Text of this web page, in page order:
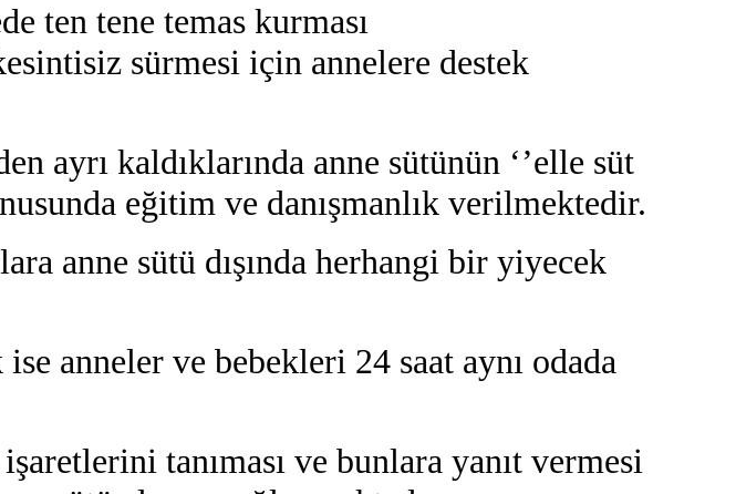
ten tene temas kurması
sürmesi için annelere destek
ayrı kaldıklarında anne sütünün ‘’elle süt
eğitim ve danışmanlık verilmektedir.
anne sütü dışında herhangi bir yiyecek
anneler ve bebekleri 24 saat aynı odada
tanıması ve bunlara yanıt vermesi